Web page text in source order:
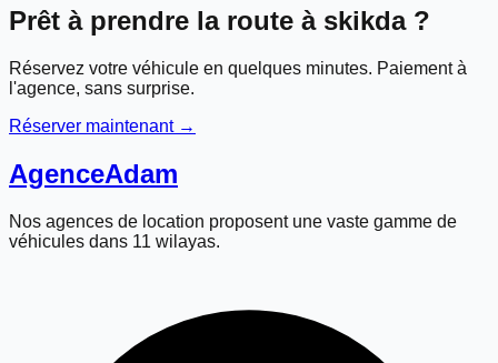
Prêt à prendre la route à skikda?
Réservez votre véhicule en quelques minutes. Paiement à
l'agence, sans surprise.
Réserver maintenant →
AgenceAdam
Nos agences de location proposent une vaste gamme de
véhicules dans 11 wilayas.